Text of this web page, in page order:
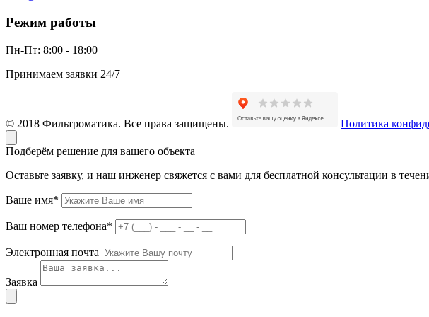
Режим работы
Пн-Пт: 8:00 - 18:00
Принимаем заявки 24/7
© 2018 Фильтроматика. Все права защищены. Политика
Подберём решение для вашего объекта
Оставьте заявку, и наш инженер свяжется с вами для бесплатной консультации в
Ваше имя*
Ваш номер телефона*
Электронная почта
Заявка